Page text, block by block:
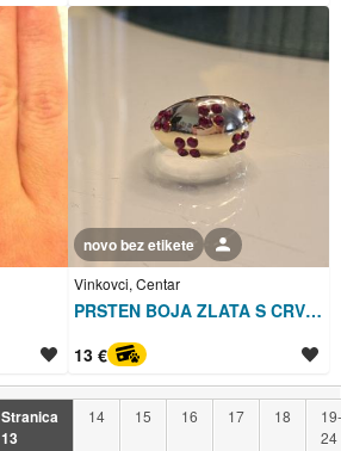
PRSTEN BOJA ZLATA S CRVENIM KAMENČIĆIMA vel.L NOVO
Vinkovci, Centar
novo bez etikete
13 €
Stranica
13
14 15 16 17 18
19-
24